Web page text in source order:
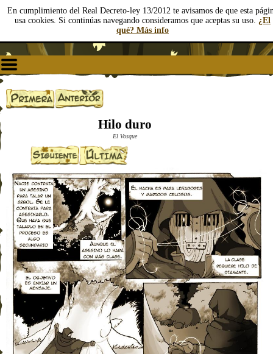
En cumplimiento del Real Decreto-ley 13/2012 te avisamos de que esta
usa cookies. Si continúas navegando consideramos que aceptas su uso. ¿El
qué? Más info
Hilo duro
El Vosque